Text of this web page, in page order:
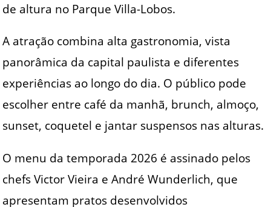
de altura no Parque Villa-Lobos.
A atração combina alta gastronomia, vista
panorâmica da capital paulista e diferentes
experiências ao longo do dia. O público pode
escolher entre café da manhã, brunch, almoço,
sunset, coquetel e jantar suspensos nas alturas.
O menu da temporada 2026 é assinado pelos
chefs Victor Vieira e André Wunderlich, que
apresentam pratos desenvolvidos